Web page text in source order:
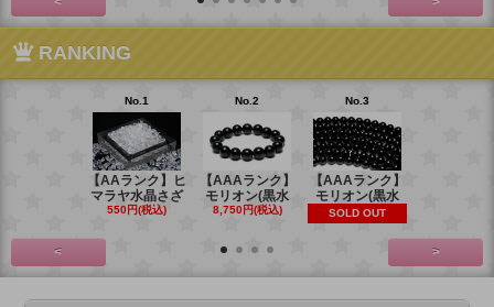
RANKING
No.1
【AAランク】ヒ
マラヤ水晶さざ
550円(税込)
No.2
【AAAランク】
モリオン(黒水
8,750円(税込)
No.3
【AAAランク】
モリオン(黒水
SOLD OUT
< >